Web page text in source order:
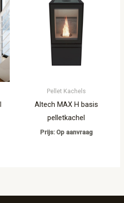
Pellet Kachels
Altech MAX H basis
pelletkachel
Prijs: Op aanvraag